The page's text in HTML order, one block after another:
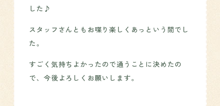
した♪
スタッフさんともお喋り楽しくあっという間でし
た。
すごく気持ちよかったので通うことに決めたの
で、今後よろしくお願いします。